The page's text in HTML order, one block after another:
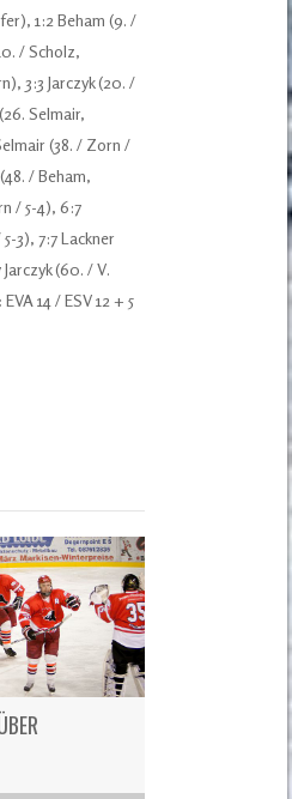
1:2 Beham (9. /
/ Scholz,
3:3 Jarczyk (20. /
Selmair,
(38. / Zorn /
/ Beham,
/ 5-4), 6:7
3), 7:7 Lackner
(60. / V.
EVA 14 / ESV 12 + 5